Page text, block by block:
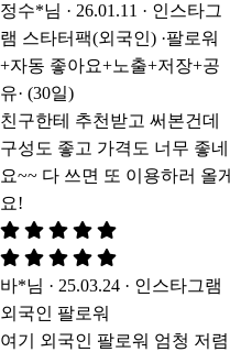
정수*님 · 26.01.11 · 인스타그
램 스타터팩(외국인) ·팔로워
+자동 좋아요+노출+저장+공
유· (30일)
친구한테 추천받고 써본건데
구성도 좋고 가격도 너무 좋네
요~~ 다 쓰면 또 이용하러 올게
요!
바*님 · 25.03.24 · 인스타그램
외국인 팔로워
여기 외국인 팔로워 엄청 저렴